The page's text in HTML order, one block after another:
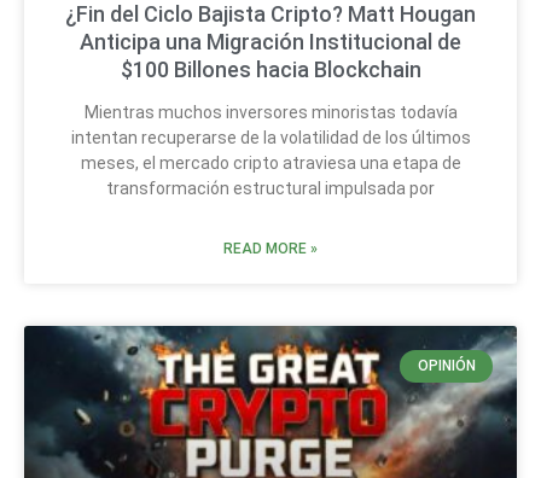
¿Fin del Ciclo Bajista Cripto? Matt Hougan
Anticipa una Migración Institucional de
$100 Billones hacia Blockchain
Mientras muchos inversores minoristas todavía
intentan recuperarse de la volatilidad de los últimos
meses, el mercado cripto atraviesa una etapa de
transformación estructural impulsada por
READ MORE »
OPINIÓN